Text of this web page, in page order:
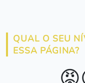
QUAL O SEU
ESSA PÁGINA?